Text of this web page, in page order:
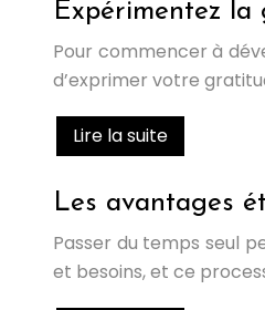
Expérimentez
Pour commencer à
d’exprimer votre
Lire la suite
Les avantages
Passer du temps seul
et besoins, et ce